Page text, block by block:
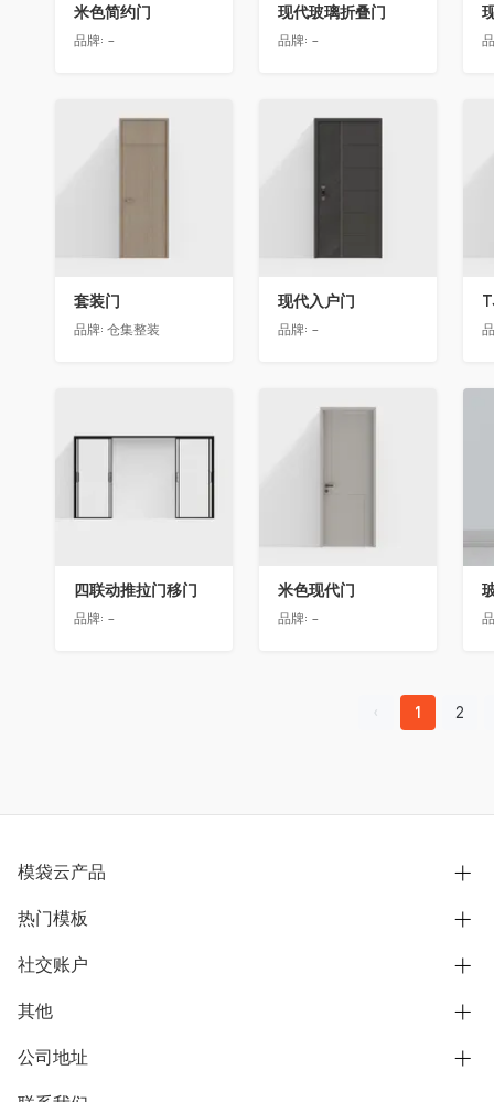
米色简约门
品牌: -
现代玻璃折叠门
品牌: -
收藏
套装门
品牌: 仓集整装
收藏
现代入户门
品牌: -
四联动推拉门移门
品牌: -
收藏
米色现代门
品牌: -
1 2
模袋云产品
别墅设计营销
模型协同展示分享
别墅社区
热门模板
欧式别墅
中式别墅
社交账户
B站
抖音
微信公众号
其他
用户服务协议
隐私政策
公司地址